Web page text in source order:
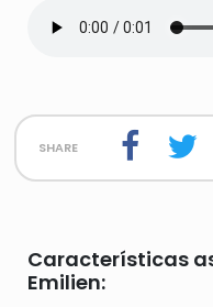
share
Características
Emilien: